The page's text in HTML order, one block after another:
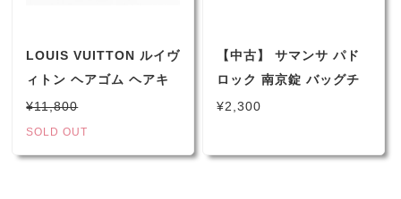
LOUIS VUITTON ルイヴ
ィトン ヘアゴム ヘアキ
ューブ ヘアアクセサリー
ベージュ×ブラウン 2個
¥11,800
SOLD OUT
【中古】 サマンサ パド
ロック 南京錠 バッグチ
ャーム 鍵 ゴールド 箱付
¥2,300